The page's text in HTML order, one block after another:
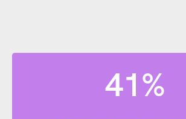
41%